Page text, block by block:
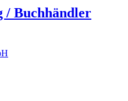
/ Buchhändler